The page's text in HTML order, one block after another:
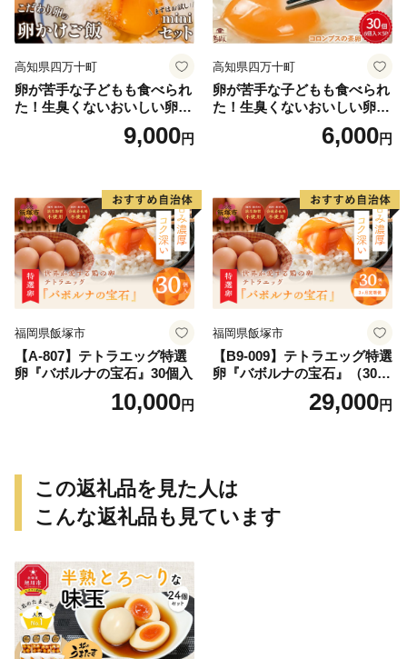
高知県四万十町
卵が苦手な子どもも食べられ
た！生臭くないおいしい卵を
味わう卵かけご飯ミニセット
(卵6個×2P、お米2合×1P、醤
9,000円
高知県四万十町
卵が苦手な子どもも食べられ
た！生臭くないおいしい卵 6
個入×5P／Gbn-A036,000円
福岡県飯塚市
【A-807】テトラエッグ特選
卵『バボルナの宝石』30個入
10,000円
福岡県飯塚市
【B9-009】テトラエッグ特選
卵『バボルナの宝石』（30
個/月）【3カ月定期便】
29,000円
この返礼品を見た人は
こんな返礼品も見ています